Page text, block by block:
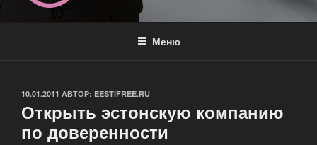
Меню
ОПУБЛИКОВАНО
10.01.2011 АВТОР: EESTIFREE.RU
Открыть эстонскую компанию
по доверенности